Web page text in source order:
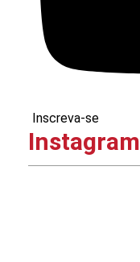
Inscreva-se
Instagram